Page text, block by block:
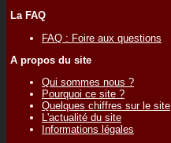
La FAQ
FAQ : Foire aux questions
A propos du site
Qui sommes nous ?
Pourquoi ce site ?
Quelques chiffres sur le site
L'actualité du site
Informations légales